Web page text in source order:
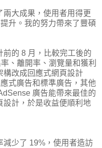
大成果，使用者用得更
升。我的努力帶來了豐碩
的 8 月，比較完工後的
、離開率、瀏覽量和獲利
構改成回應式網頁設計
式廣告和標準廣告，其他
廣告能帶來最佳的
設計，於是收益便順利地
少了 19%，使用者造訪